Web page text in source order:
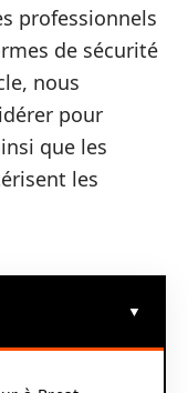
professionnels
de sécurité
nous
pour
que les
les